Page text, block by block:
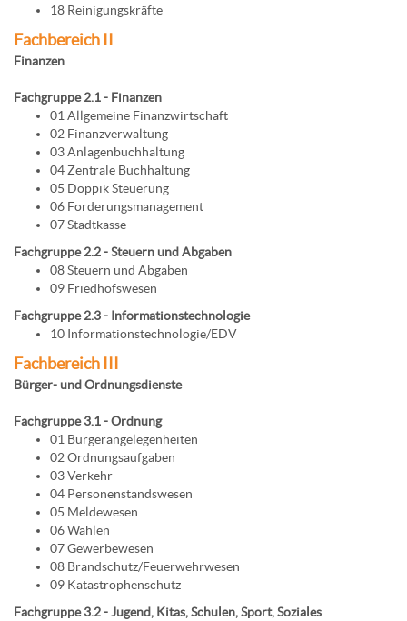
18 Reinigungskräfte
Fachbereich II
Finanzen
Fachgruppe 2.1 - Finanzen
01 Allgemeine Finanzwirtschaft
02 Finanzverwaltung
03 Anlagenbuchhaltung
04 Zentrale Buchhaltung
05 Doppik Steuerung
06 Forderungsmanagement
07 Stadtkasse
Fachgruppe 2.2 - Steuern und Abgaben
08 Steuern und Abgaben
09 Friedhofswesen
Fachgruppe 2.3 - Informationstechnologie
10 Informationstechnologie/EDV
Fachbereich III
Bürger- und Ordnungsdienste
Fachgruppe 3.1 - Ordnung
01 Bürgerangelegenheiten
02 Ordnungsaufgaben
03 Verkehr
04 Personenstandswesen
05 Meldewesen
06 Wahlen
07 Gewerbewesen
08 Brandschutz/Feuerwehrwesen
09 Katastrophenschutz
Fachgruppe 3.2 - Jugend, Kitas, Schulen, Sport, Soziales